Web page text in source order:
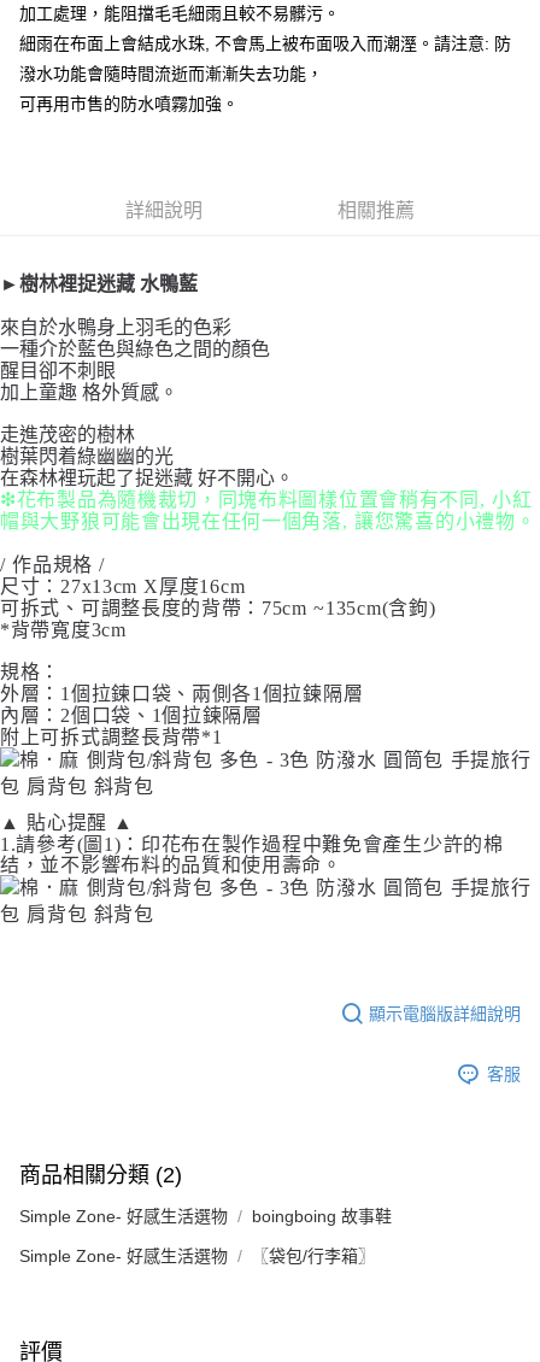
易，需依本服務之必要範圍內提供個人資料，並將交易相關給付款項請求債
權轉讓予恩沛科技股份有限公司。
２．關於個人資料處理事宜，請瀏覽以下網址：
https://aftee.tw/terms/#terms3
３．未成年的使用者請事先徵得法定代理人或監護人之同意方可使用
請求用戶進行身份認證。
加工處理，能阻擋毛毛細雨且較不易髒污。
細雨在布面上會結成水珠, 不會馬上被布面吸入而潮溼。請注意: 防
潑水功能會隨時間流逝而漸漸失去功能，
可再用市售的防水噴霧加強。
詳細說明 相關推薦
►樹林裡捉迷藏 水鴨藍
來自於水鴨身上羽毛的色彩
一種介於藍色與綠色之間的顏色
醒目卻不刺眼
加上童趣 格外質感。
走進茂密的樹林
樹葉閃着綠幽幽的光
在森林裡玩起了捉迷藏 好不開心。
❇花布製品為隨機裁切，同塊布料圖樣位置會稍有不同, 小紅
帽與大野狼可能會出現在任何一個角落, 讓您驚喜的小禮物。
/ 作品規格 /
尺寸：27x13cm X厚度16cm
可拆式、可調整長度的背帶：75cm ~135cm(含鉤)
*背帶寬度3cm
規格：
外層：1個拉鍊口袋、兩側各1個拉鍊隔層
內層：2個口袋、1個拉鍊隔層
附上可拆式調整長背帶*1
▲ 貼心提醒 ▲
1.請參考(圖1)：印花布在製作過程中難免會產生少許的棉
结，並不影響布料的品質和使用壽命。
顯示電腦版詳細說明
客服
商品相關分類 (2)
Simple Zone- 好感生活選物 boingboing 故事鞋
Simple Zone- 好感生活選物 〖袋包/行李箱〗
評價